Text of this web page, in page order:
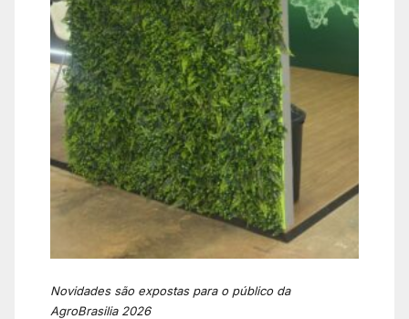
Novidades são expostas para o público da
AgroBrasilia 2026